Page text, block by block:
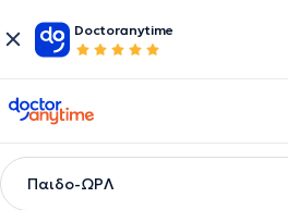
Doctoranytime
doctoranytime
Παιδο-ΩΡΛ